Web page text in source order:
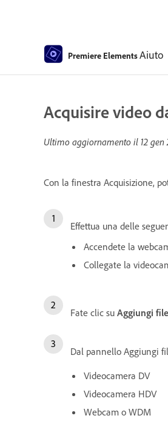
Premiere ElementsAiuto
Acquisire video
Ultimo aggiornamento il 12 gen
Con la finestra Acquisizione,
Effettua una delle
Accendete la
Collegate la
Fate clic su Aggiungi
Dal pannello Aggiungi
Videocamera DV
Videocamera HDV
Webcam o WDM